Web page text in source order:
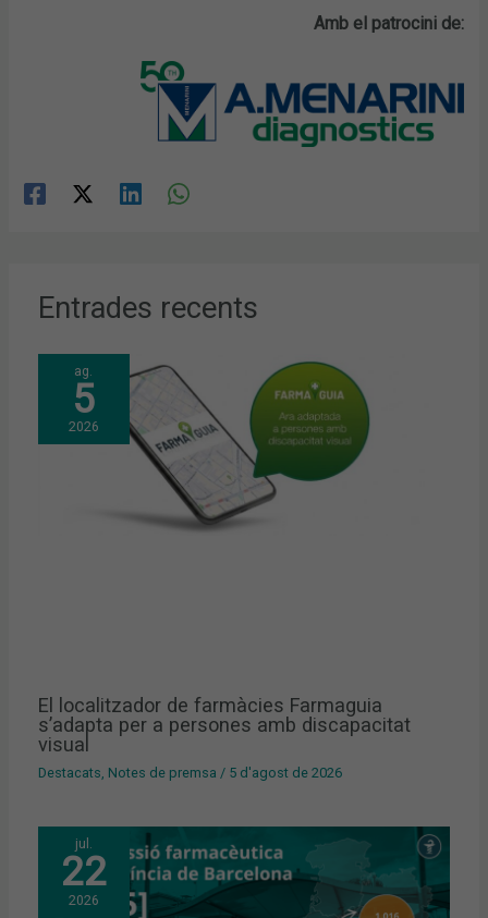
Amb el patrocini de:
Entrades recents
ag.
5
2026
El localitzador de farmàcies Farmaguia
s’adapta per a persones amb discapacitat
visual
Destacats Notes de premsa / 5 d'agost de 2026
jul.
22
2026